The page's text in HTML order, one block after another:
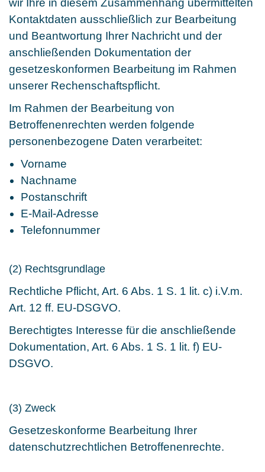
wir Ihre in diesem Zusammenhang übermittelten
Kontaktdaten ausschließlich zur Bearbeitung
und Beantwortung Ihrer Nachricht und der
anschließenden Dokumentation der
gesetzeskonformen Bearbeitung im Rahmen
unserer Rechenschaftspflicht.
Im Rahmen der Bearbeitung von
Betroffenenrechten werden folgende
personenbezogene Daten verarbeitet:
Vorname
Nachname
Postanschrift
E-Mail-Adresse
Telefonnummer
(2) Rechtsgrundlage
Rechtliche Pflicht, Art. 6 Abs. 1 S. 1 lit. c) i.V.m.
Art. 12 ff. EU-DSGVO.
Berechtigtes Interesse für die anschließende
Dokumentation, Art. 6 Abs. 1 S. 1 lit. f) EU-
DSGVO.
(3) Zweck
Gesetzeskonforme Bearbeitung Ihrer
datenschutzrechtlichen Betroffenenrechte.